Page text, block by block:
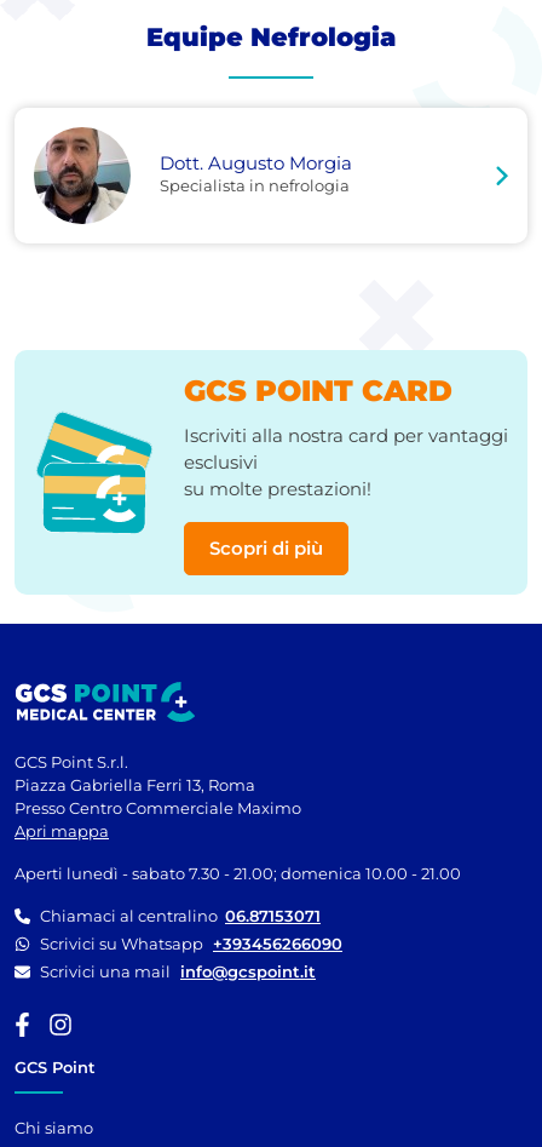
Equipe Nefrologia
Dott. Augusto Morgia
Specialista in nefrologia
GCS POINT CARD
Iscriviti alla nostra card per vantaggi
esclusivi
su molte prestazioni!
Scopri di più
GCS Point S.r.l.
Piazza Gabriella Ferri 13, Roma
Presso Centro Commerciale Maximo
Apri mappa
Aperti lunedì - sabato 7.30 - 21.00; domenica 10.00 - 21.00
Chiamaci al centralino 06.87153071
Scrivici su Whatsapp +393456266090
Scrivici una mail
info@gcspoint.it
GCS Point
Chi siamo